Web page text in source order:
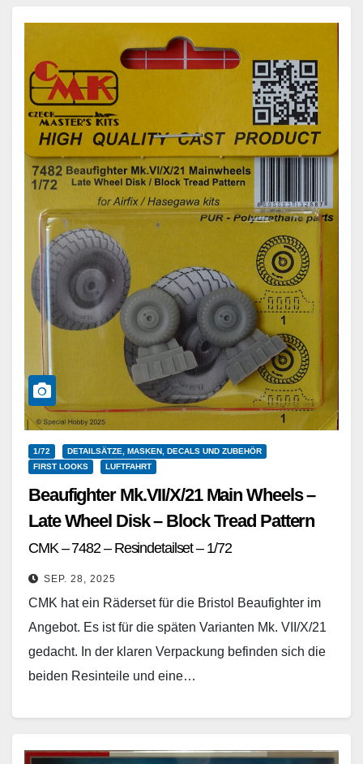
1/72
DETAILSÄTZE, MASKEN, DECALS UND ZUBEHÖR
FIRST LOOKS
LUFTFAHRT
Beaufighter Mk.VII/X/21 Main Wheels –
Late Wheel Disk – Block Tread Pattern
CMK – 7482 – Resindetailset – 1/72
SEP. 28, 2025
CMK hat ein Räderset für die Bristol Beaufighter im
Angebot. Es ist für die späten Varianten Mk. VII/X/21
gedacht. In der klaren Verpackung befinden sich die
beiden Resinteile und eine…